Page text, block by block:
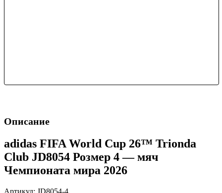
Описание
adidas FIFA World Cup 26™ Trionda
Club JD8054 Розмер 4 — мяч
Чемпионата мира 2026
Артикул: JD8054-4